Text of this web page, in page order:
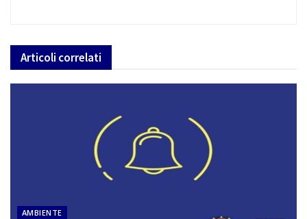
Articoli correlati
AMBIENTE